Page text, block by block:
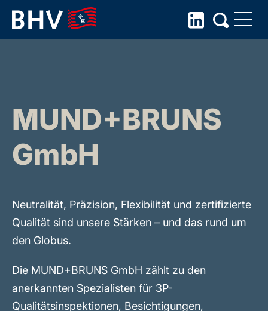
Skip
MUND+BRUNS
GmbH
Neutralität, Präzision, Flexibilität und zertifizierte
Qualität sind unsere Stärken – und das rund um
den Globus.
Die MUND+BRUNS GmbH zählt zu den
anerkannten Spezialisten für 3P-
Qualitätsinspektionen, Besichtigungen,